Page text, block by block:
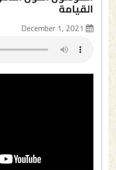
القيامة